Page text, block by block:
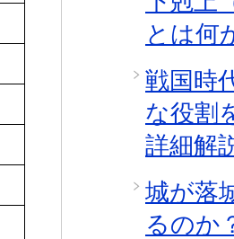
とは何
戦国時
な役割
詳細解
城が落
るのか